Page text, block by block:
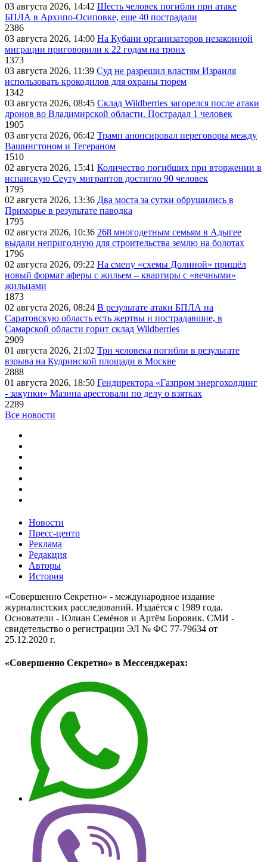
03 августа 2026, 14:42 Шесть человек погибли при атаке
БПЛА в Архипо-Осиповке, еще 40 пострадали
2386
03 августа 2026, 14:00 На Кубани организаторов незаконной
миграции приговорили к 22 годам на троих
1373
03 августа 2026, 11:39 Суд не разрешил властям Израиля
использовать крокодилов для охраны тюрем
1342
03 августа 2026, 08:45 Склад Wildberries загорелся после атаки
дронов во Владимирской области. Пострадал 1 человек
1905
03 августа 2026, 06:42 Трамп анонсировал переговоры между
Вашингтоном и Тегераном
1510
02 августа 2026, 15:41 Количество погибших при вторжении в
испанскую Сеуту мигрантов достигло 90 человек
1795
02 августа 2026, 13:36 Два моста за сутки обрушились в
Приморье в результате паводка
1795
02 августа 2026, 10:36 268 многодетным семьям в Адыгее
выдали непригодную для строительства землю на болотах
1796
02 августа 2026, 09:22 На смену «схемы Долиной» пришёл
новый формат аферы с жильем – квартиры с «вечными»
жильцами
1873
02 августа 2026, 08:24 В результате атаки БПЛА на
Саратовскую область есть жертвы и пострадавшие, в
Самарской области горит склад Wildberries
2909
01 августа 2026, 21:02 Три человека погибли в результате
взрыва на Кудринской площади в Москве
2888
01 августа 2026, 18:50 Гендиректора «Газпром энергохолдинг
- закупки» Мазина арестовали по делу о взятках
2289
Все новости
Новости
Пресс-центр
Реклама
Редакция
Авторы
История
«Совершенно Секретно» - международное издание
журналистских расследований. Издаётся с 1989 года.
Основатели - Юлиан Семёнов и Артём Боровик. CМИ -
свидетельство о регистрации ЭЛ № ФС 77-79634 от
25.12.2020 г.
«Совершенно Секретно» в Мессенджерах: